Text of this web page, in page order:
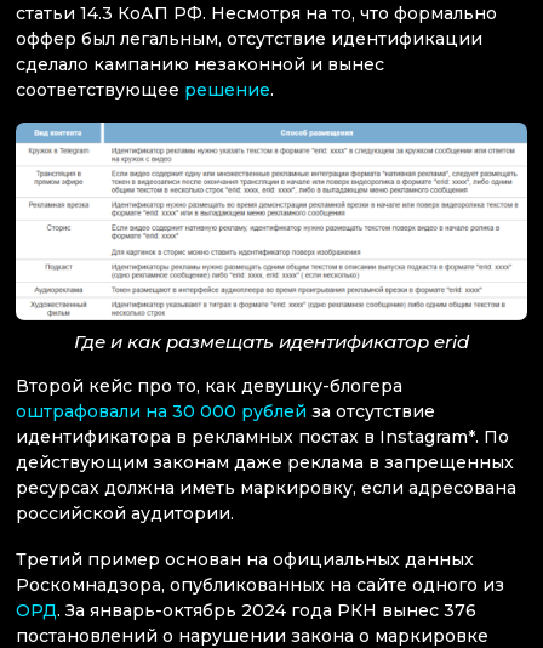
статьи 14.3 КоАП РФ. Несмотря на то, что формально
оффер был легальным, отсутствие идентификации
сделало кампанию незаконной и вынес
соответствующее решение.
Где и как размещать идентификатор erid
Второй кейс про то, как девушку-блогера
оштрафовали на 30 000 рублей за отсутствие
идентификатора в рекламных постах в Instagram*. По
действующим законам даже реклама в запрещенных
ресурсах должна иметь маркировку, если адресована
российской аудитории.
Третий пример основан на официальных данных
Роскомнадзора, опубликованных на сайте одного из
ОРД. За январь-октябрь 2024 года РКН вынес 376
постановлений о нарушении закона о маркировке